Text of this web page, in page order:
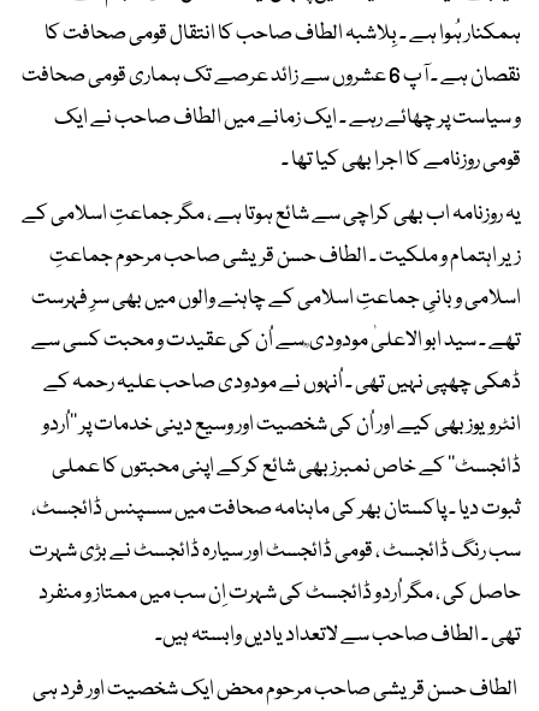
ہمکنار ہُوا ہے ۔ بِلاشبہ الطاف صاحب کا انتقال قومی صحافت کا
نقصان ہے ۔ آپ 6 عشروں سے زائد عرصے تک ہماری قومی صحافت
و سیاست پر چھائے رہے ۔ ایک زمانے میں الطاف صاحب نے ایک
قومی روزنامے کا اجرا بھی کیا تھا ۔
یہ روزنامہ اب بھی کراچی سے شائع ہوتا ہے ، مگر جماعتِ اسلامی کے
زیر اہتمام و ملکیت ۔ الطاف حسن قریشی صاحب مرحوم جماعتِ
اسلامی و بانیِ جماعتِ اسلامی کے چاہنے والوں میں بھی سرِ فہرست
تھے ۔ سید ابو الاعلیٰ مودودی ؒ سے اُن کی عقیدت و محبت کسی سے
ڈھکی چھپی نہیں تھی ۔ اُنہوں نے مودودی صاحب علیہ رحمہ کے
انٹرویوز بھی کیے اور اُن کی شخصیت اور وسیع دینی خدمات پر ’’اُردو
ڈائجسٹ‘‘ کے خاص نمبرز بھی شائع کرکے اپنی محبتوں کا عملی
ثبوت دیا ۔ پاکستان بھر کی ماہنامہ صحافت میں سسپنس ڈائجسٹ،
سب رنگ ڈائجسٹ ، قومی ڈائجسٹ اور سیارہ ڈائجسٹ نے بڑی شہرت
حاصل کی ، مگر اُردو ڈائجسٹ کی شہرت اِن سب میں ممتاز و منفرد
تھی ۔ الطاف صاحب سے لاتعداد یادیں وابستہ ہیں۔
الطاف حسن قریشی صاحب مرحوم محض ایک شخصیت اور فرد ہی